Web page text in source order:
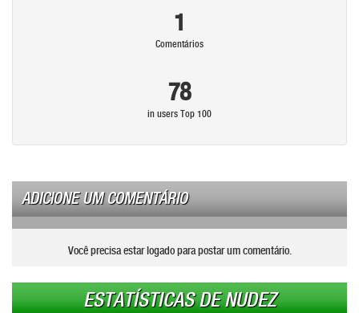
1
Comentários
78
in users Top 100
ADICIONE UM COMENTÁRIO
Você precisa estar logado para postar um comentário.
ESTATÍSTICAS DE NUDEZ